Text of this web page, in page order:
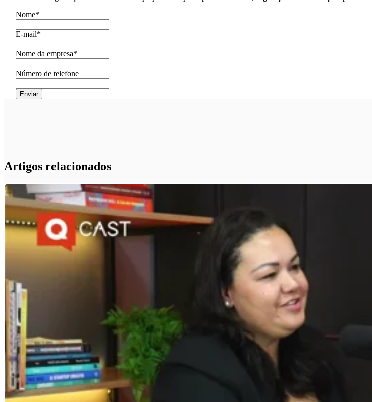
Nome*
E-mail*
Nome da empresa*
Número de telefone
Artigos relacionados